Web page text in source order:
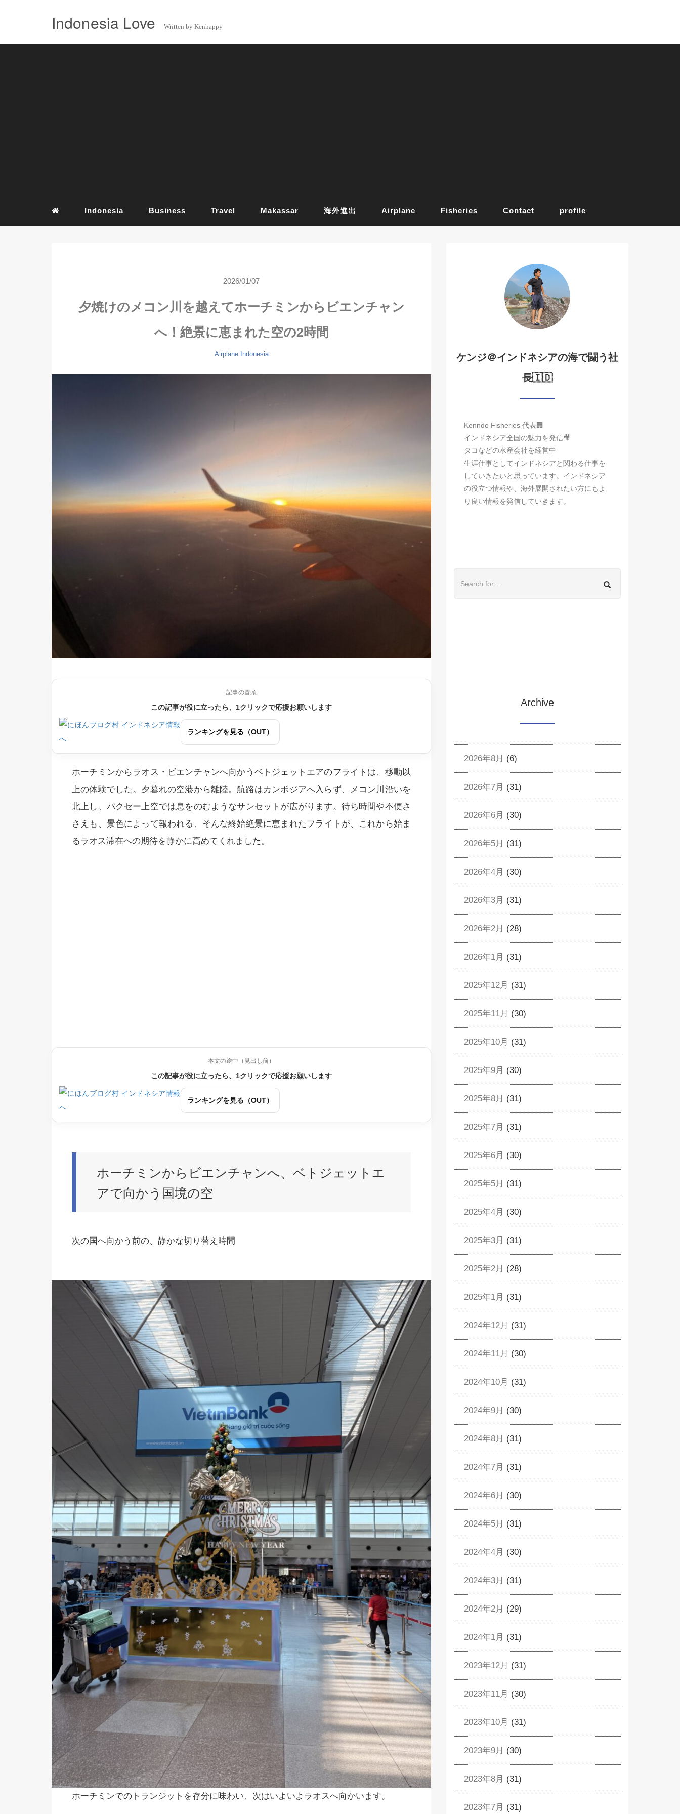
Indonesia Love Written by Kenhappy
Indonesia Business Travel Makassar 海外進出 Airplane Fisheries Contact profile
2026/01/07
夕焼けのメコン川を越えてホーチミンからビエンチャン
へ！絶景に恵まれた空の2時間
Airplane Indonesia
記事の冒頭
この記事が役に立ったら、1クリックで応援お願いします
ランキングを見る（OUT）
ホーチミンからラオス・ビエンチャンへ向かうベトジェットエアのフライトは、移動以
上の体験でした。夕暮れの空港から離陸。航路はカンボジアへ入らず、メコン川沿いを
北上し、パクセー上空では息をのむようなサンセットが広がります。待ち時間や不便さ
さえも、景色によって報われる、そんな終始絶景に恵まれたフライトが、これから始ま
るラオス滞在への期待を静かに高めてくれました。
本文の途中（見出し前）
この記事が役に立ったら、1クリックで応援お願いします
ランキングを見る（OUT）
ホーチミンからビエンチャンへ、ベトジェットエ
アで向かう国境の空
次の国へ向かう前の、静かな切り替え時間
ホーチミンでのトランジットを存分に味わい、次はいよいよラオスへ向かいます。
ケンジ＠インドネシアの海で闘う社
長🇮🇩
Kenndo Fisheries 代表🏢
インドネシア全国の魅力を発信🎥
タコなどの水産会社を経営中
生涯仕事としてインドネシアと関わる仕事を
していきたいと思っています。インドネシア
の役立つ情報や、海外展開されたい方にもよ
り良い情報を発信していきます。
Archive
2026年8月 (6)
2026年7月 (31)
2026年6月 (30)
2026年5月 (31)
2026年4月 (30)
2026年3月 (31)
2026年2月 (28)
2026年1月 (31)
2025年12月 (31)
2025年11月 (30)
2025年10月 (31)
2025年9月 (30)
2025年8月 (31)
2025年7月 (31)
2025年6月 (30)
2025年5月 (31)
2025年4月 (30)
2025年3月 (31)
2025年2月 (28)
2025年1月 (31)
2024年12月 (31)
2024年11月 (30)
2024年10月 (31)
2024年9月 (30)
2024年8月 (31)
2024年7月 (31)
2024年6月 (30)
2024年5月 (31)
2024年4月 (30)
2024年3月 (31)
2024年2月 (29)
2024年1月 (31)
2023年12月 (31)
2023年11月 (30)
2023年10月 (31)
2023年9月 (30)
2023年8月 (31)
2023年7月 (31)